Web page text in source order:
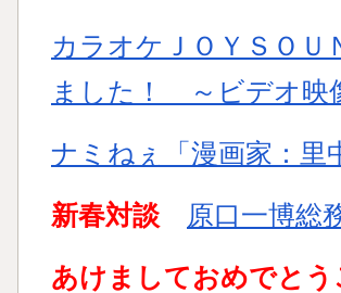
カラオケＪＯＹＳＯ
ました！ ～ビデオ映
ナミねぇ「漫画家：里
新春対談 原口一博総
あけましておめでと